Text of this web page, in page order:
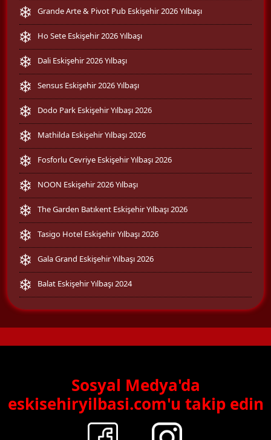
Grande Arte & Pivot Pub Eskişehir 2026 Yılbaşı
Ho Sete Eskişehir 2026 Yılbaşı
Dali Eskişehir 2026 Yılbaşı
Sensus Eskişehir 2026 Yılbaşı
Dodo Park Eskişehir Yılbaşı 2026
Mathilda Eskişehir Yılbaşı 2026
Fosforlu Cevriye Eskişehir Yılbaşı 2026
NOON Eskişehir 2026 Yılbaşı
The Garden Batıkent Eskişehir Yılbaşı 2026
Tasigo Hotel Eskişehir Yılbaşı 2026
Gala Grand Eskişehir Yılbaşı 2026
Balat Eskişehir Yılbaşı 2024
Sosyal Medya'da
eskisehiryilbasi.com'u takip edin